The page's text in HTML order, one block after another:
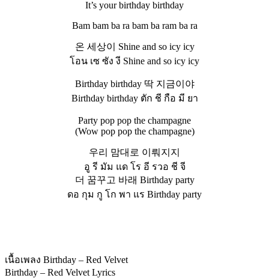
It’s your birthday birthday
Bam bam ba ra bam ba ram ba ra
온 세상이 Shine and so icy icy
โอน เซ ซัง งี Shine and so icy icy
Birthday birthday 딱 지금이야
Birthday birthday ตัก ชี กือ มี ยา
Party pop pop the champagne
(Wow pop pop the champagne)
우리 맘대로 이뤄지지
อู รี มัม แด โร อี รวอ ชี จี
더 꿈꾸고 바래 Birthday party
ดอ กุม กู โก พา แร Birthday party
เนื้อเพลง Birthday – Red Velvet
Birthday – Red Velvet Lyrics